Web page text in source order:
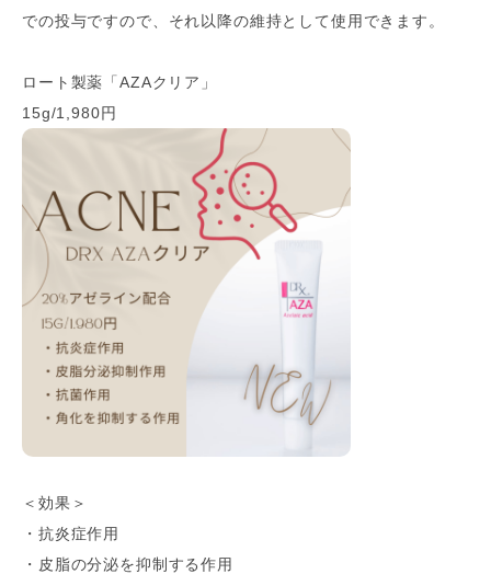
での投与ですので、それ以降の維持として使用できます。
ロート製薬「AZAクリア」
15g/1,980円
＜効果＞
・抗炎症作用
・皮脂の分泌を抑制する作用